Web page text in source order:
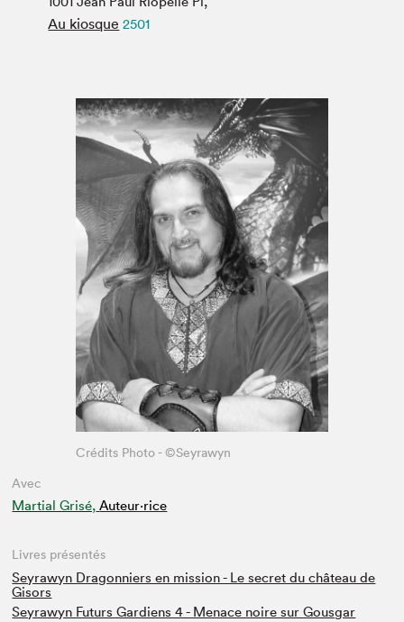
Espace médias
Au kiosque 2501
Avec
Martial Grisé, Auteur·rice
Crédits Photo - ©Seyrawyn
Livres présentés
Seyrawyn Dragonniers en mission - Le secret du château de
Gisors
Seyrawyn Futurs Gardiens 4 - Menace noire sur Gousgar